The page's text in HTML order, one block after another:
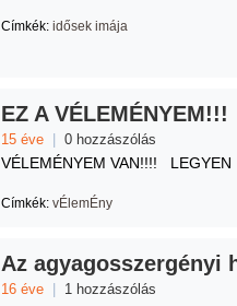
Címkék: idősek imája
EZ A VÉLEMÉNYEM!!!
15 éve 0 hozzászólás
VÉLEMÉNYEM VAN!!!! LEGYEN
Címkék: vÉlemÉny
Az agyagosszergényi
16 éve 1 hozzászólás